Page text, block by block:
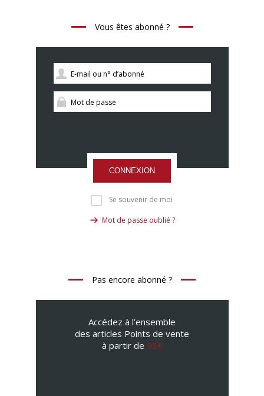
Vous êtes abonné ?
CONNEXION
Se souvenir de moi
Mot de passe oublié ?
Pas encore abonné ?
Accédez à l’ensemble
des articles Points de vente
à partir de 95€